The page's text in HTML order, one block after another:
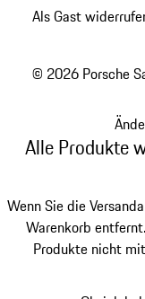
Als Gast
© 2026 Porsche
Alle Produkte
Wenn Sie die
Warenkorb
Produkte nicht